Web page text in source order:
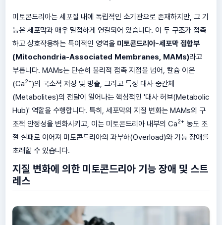
미토콘드리아는 세포질 내에 독립적인 소기관으로 존재하지만, 그 기
능은 세포막과 매우 밀접하게 연결되어 있습니다. 이 두 구조가 접촉
하고 상호작용하는 특이적인 영역을 미토콘드리아-세포막 접합부
(Mitochondria-Associated Membranes, MAMs)라고
부릅니다. MAMs는 단순히 물리적 접촉 지점을 넘어, 칼슘 이온
(Ca2+)의 국소적 저장 및 방출, 그리고 특정 대사 중간체
(Metabolites)의 전달이 일어나는 핵심적인 '대사 허브(Metabolic
Hub)' 역할을 수행합니다. 특히, 세포막의 지질 변화는 MAMs의 구
조적 안정성을 변화시키고, 이는 미토콘드리아 내부의 Ca2+농도 조
절 실패로 이어져 미토콘드리아의 과부하(Overload)와 기능 장애를
초래할 수 있습니다.
지질 변화에 의한 미토콘드리아 기능 장애 및 스트
레스